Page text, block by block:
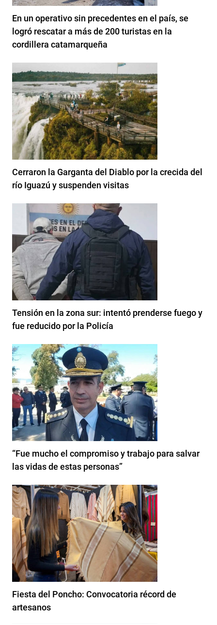
En un operativo sin precedentes en el país, se
logró rescatar a más de 200 turistas en la
cordillera catamarqueña
Cerraron la Garganta del Diablo por la crecida del
río Iguazú y suspenden visitas
Tensión en la zona sur: intentó prenderse fuego y
fue reducido por la Policía
“Fue mucho el compromiso y trabajo para salvar
las vidas de estas personas”
Fiesta del Poncho: Convocatoria récord de
artesanos